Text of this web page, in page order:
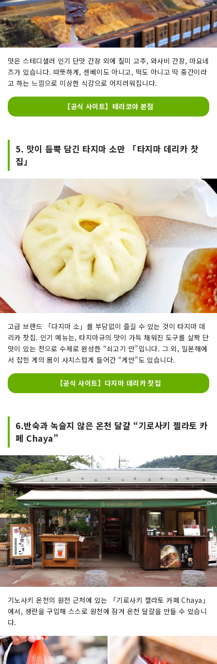
맛은 스테디셀러 인기 단맛 간장 외에 칠미 고추, 와사비 간장, 마요네
즈가 있습니다. 따뜻하게, 센베이도 아니고, 떡도 아니고 딱 중간이라
고 하는 느낌으로 이상한 식감으로 어지러워집니다.
【공식 사이트】테라코야 본점
5. 맛이 듬뿍 담긴 타지마 소만 「타지마 데리카 찻
집」
고급 브랜드 「다지마 소」를 부담없이 즐길 수 있는 것이 타지마 데
리카 찻집. 인기 메뉴는, 타지마규의 맛이 가득 채워진 도구를 살짝 단
맛이 있는 천으로 수제로 완성한 “쇠고기 만”입니다. 그 외, 일본해에
서 잡힌 게의 몸이 사치스럽게 들어간 “게만”도 있습니다.
【공식 사이트】다지마 데리카 찻집
6.반숙과 녹슬지 않은 온천 달걀 “기로사키 젤라토 카
페 Chaya”
기노사키 온천의 원천 근처에 있는 「기로사키 젤라토 카페 Chaya」
에서, 생란을 구입해 스스로 원천에 잠겨 온천 달걀을 만들 수 있습니
다.